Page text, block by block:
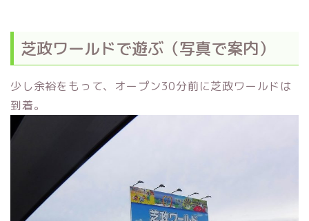
芝政ワールドで遊ぶ（写真で案内）
少し余裕をもって、オープン30分前に芝政ワールドは
到着。